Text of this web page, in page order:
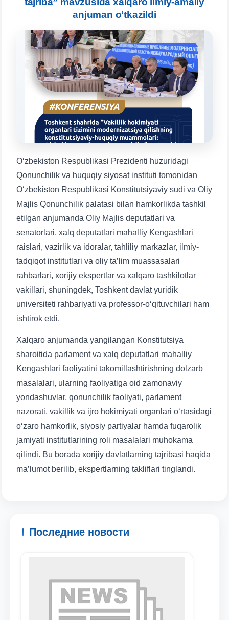
anjuman o‘tkazildi
O‘zbekiston Respublikasi Prezidenti huzuridagi
Qonunchilik va huquqiy siyosat instituti tomonidan
O‘zbekiston Respublikasi Konstitutsiyaviy sudi va Oliy
Majlis Qonunchilik palatasi bilan hamkorlikda tashkil
etilgan anjumanda Oliy Majlis deputatlari va
senatorlari, xalq deputatlari mahalliy Kengashlari
raislari, vazirlik va idoralar, tahliliy markazlar, ilmiy-
tadqiqot institutlari va oliy ta’lim muassasalari
rahbarlari, xorijiy ekspertlar va xalqaro tashkilotlar
vakillari, shuningdek, Toshkent davlat yuridik
universiteti rahbariyati va professor-o‘qituvchilari ham
ishtirok etdi.
Xalqaro anjumanda yangilangan Konstitutsiya
sharoitida parlament va xalq deputatlari mahalliy
Kengashlari faoliyatini takomillashtirishning dolzarb
masalalari, ularning faoliyatiga oid zamonaviy
yondashuvlar, qonunchilik faoliyati, parlament
nazorati, vakillik va ijro hokimiyati organlari o‘rtasidagi
o‘zaro hamkorlik, siyosiy partiyalar hamda fuqarolik
jamiyati institutlarining roli masalalari muhokama
qilindi. Bu borada xorijiy davlatlarning tajribasi haqida
ma’lumot berilib, ekspertlarning takliflari tinglandi.
Последние новости
Выберите тему — затем появятся
конкретные вопросы:
1. Документы (бакалавр) (5) 2. Документы (магистр) (4)
3. Собеседование (бакалавр) (8)
4. Собеседование (магистр) (5)
6. Онлайн-заявки (15) 7. Колл-центр (4)
8. Квота (бакалавриат) (1)
✉️ Написать администратору